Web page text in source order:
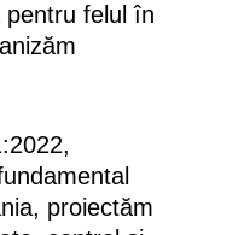
felul în
proiectăm